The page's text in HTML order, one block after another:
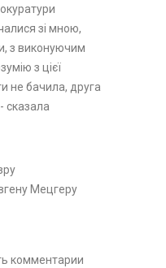
зі мною,
з виконуючим
з цієї
не бачила, друга
сказала
Мецгеру
комментарии